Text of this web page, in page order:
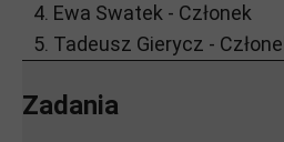
Ewa Swatek - Członek
Tadeusz Gierycz -
Zadania